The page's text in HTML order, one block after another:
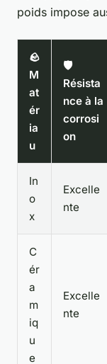
poids impose
🪨
M
at
ér
ia
u
🛡️
Résista
nce à la
corrosi
on
In
o
x
Excelle
nte
C
ér
a
m
iq
u
e
Excelle
nte